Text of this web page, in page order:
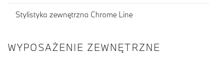
Stylistyka zewnętrzna Chrome Line
WYPOSAŻENIE ZEWNĘTRZNE